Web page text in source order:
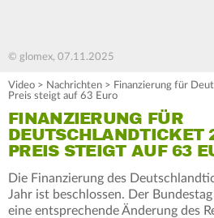
© glomex, 07.11.2025
Video > Nachrichten > Finanzierung für
Preis steigt auf 63 Euro
FINANZIERUNG FÜR
DEUTSCHLANDTICKET
PREIS STEIGT AUF 63
Die Finanzierung des
Jahr ist beschlossen. Der
eine entsprechende Änderung des